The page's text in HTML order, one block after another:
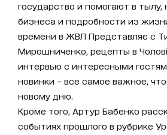
государство и помогают в
бизнеса и подробности из
времени в ЖВЛ Представляє с
Мирошниченко, рецепты в
интервью с интересными
новинки – все самое важное,
новому дню.
Кроме того, Артур Бабенко
событиях прошлого в рубрике